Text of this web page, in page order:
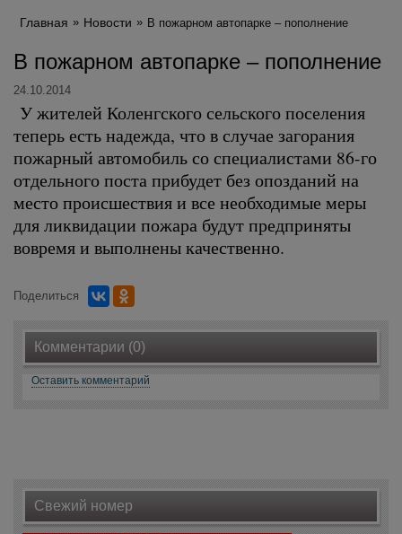
Главная Новости В пожарном автопарке – пополнение
В пожарном автопарке – пополнение
24.10.2014
У жителей Коленгского сельского поселения
теперь есть надежда, что в случае загорания
пожарный автомобиль со специалистами 86-го
отдельного поста прибудет без опозданий на
место происшествия и все необходимые меры
для ликвидации пожара будут предприняты
вовремя и выполнены качественно.
Поделиться
Комментарии (0)
Оставить комментарий
Свежий номер